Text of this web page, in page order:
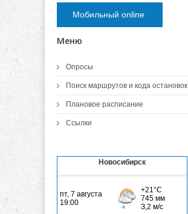
Мобильный online
Меню
Опросы
Поиск маршрутов и кода остановок
Плановое расписание
Ссылки
Новосибирск